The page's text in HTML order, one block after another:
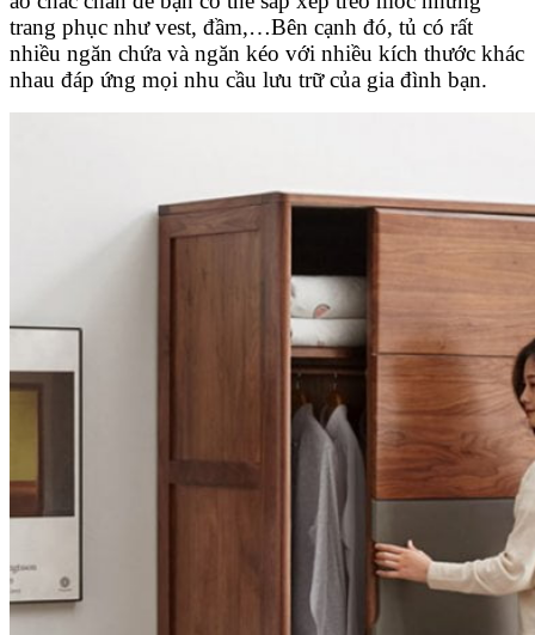
trang phục như vest, đầm,…Bên cạnh đó, tủ có rất
nhiều ngăn chứa và ngăn kéo với nhiều kích thước khác
nhau đáp ứng mọi nhu cầu lưu trữ của gia đình bạn.